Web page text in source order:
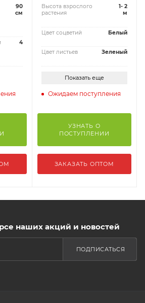
90
см
4
Высота взрослого
растения
1- 2
м
Цвет соцветий Белый
Цвет листьев Зеленый
Показать еще
Ожидаем поступления
УЗНАТЬ О
ПОСТУПЛЕНИИ
ЗАКАЗАТЬ ОПТОМ
наших акций и новостей
ПОДПИСАТЬСЯ